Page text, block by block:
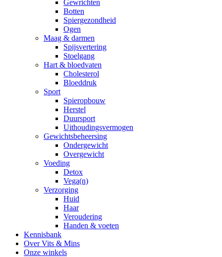
Gewrichten
Botten
Spiergezondheid
Ogen
Maag & darmen
Spijsvertering
Stoelgang
Hart & bloedvaten
Cholesterol
Bloeddruk
Sport
Spieropbouw
Herstel
Duursport
Uithoudingsvermogen
Gewichtsbeheersing
Ondergewicht
Overgewicht
Voeding
Detox
Vega(n)
Verzorging
Huid
Haar
Veroudering
Handen & voeten
Kennisbank
Over Vits & Mins
Onze winkels